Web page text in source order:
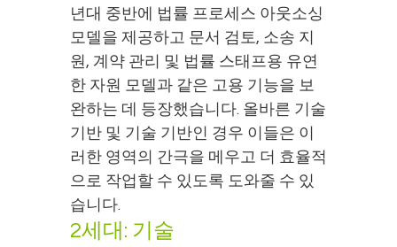
년대 중반에 법률 프로세스 아웃소싱
모델을 제공하고 문서 검토, 소송 지
원, 계약 관리 및 법률 스태프용 유연
한 자원 모델과 같은 고용 기능을 보
완하는 데 등장했습니다. 올바른 기술
기반 및 기술 기반인 경우 이들은 이
러한 영역의 간극을 메우고 더 효율적
으로 작업할 수 있도록 도와줄 수 있
습니다.
2세대: 기술